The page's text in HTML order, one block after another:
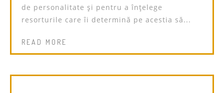
de personalitate și pentru a înţelege
resorturile care îi determină pe acestia să...
READ MORE